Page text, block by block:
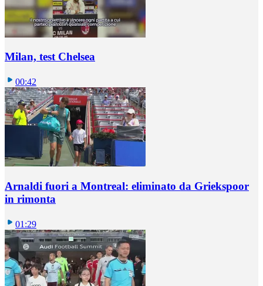
Milan, test Chelsea
00:42
Arnaldi fuori a Montreal: eliminato da Griekspoor
in rimonta
01:29